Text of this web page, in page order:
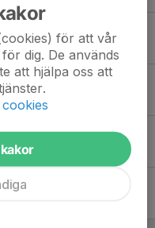
Fornaboda 20 juni
för att vår
dig. De används
att hjälpa oss att